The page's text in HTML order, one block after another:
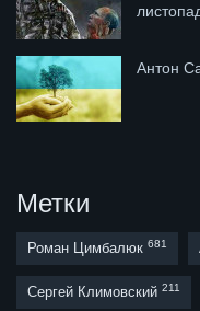
Антон
Метки
Роман Цимбалюк 681
Сергей Климовский 211